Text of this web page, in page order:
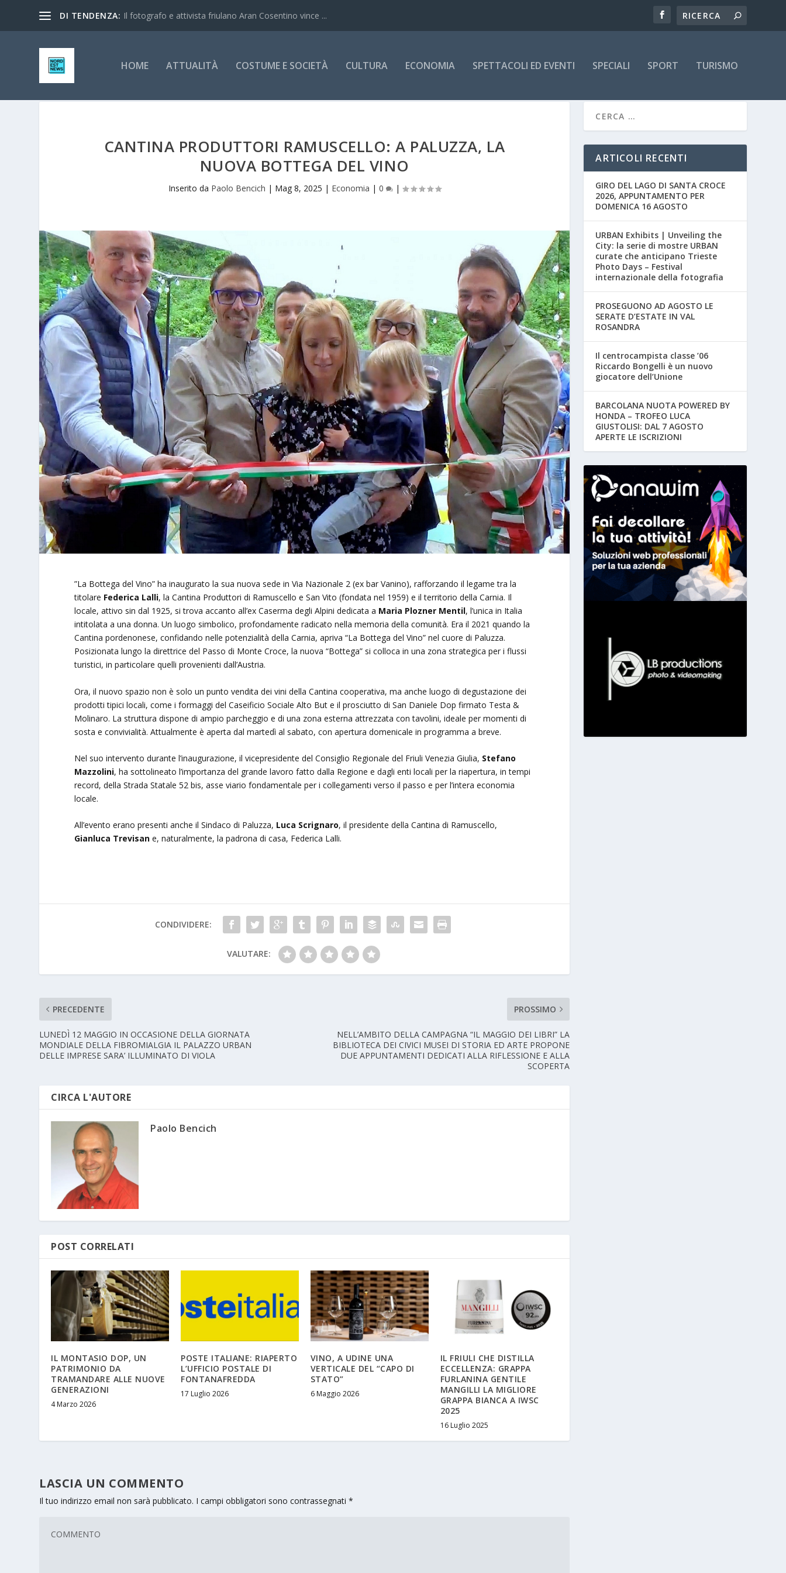
DI TENDENZA: Il fotografo e attivista friulano Aran Cosentino vince ...
HOME ATTUALITÀ COSTUME E SOCIETÀ CULTURA ECONOMIA SPETTACOLI ED EVENTI SPECIALI SPORT TURISMO
CANTINA PRODUTTORI RAMUSCELLO: A PALUZZA, LA
NUOVA BOTTEGA DEL VINO
Inserito da Paolo Bencich | Mag 8, 2025 | Economia | 0 |
”La Bottega del Vino” ha inaugurato la sua nuova sede in Via Nazionale 2 (ex bar Vanino), rafforzando il legame tra la
titolare Federica Lalli, la Cantina Produttori di Ramuscello e San Vito (fondata nel 1959) e il territorio della Carnia. Il
locale, attivo sin dal 1925, si trova accanto all’ex Caserma degli Alpini dedicata a Maria Plozner Mentil, l’unica in Italia
intitolata a una donna. Un luogo simbolico, profondamente radicato nella memoria della comunità. Era il 2021 quando la
Cantina pordenonese, confidando nelle potenzialità della Carnia, apriva “La Bottega del Vino” nel cuore di Paluzza.
Posizionata lungo la direttrice del Passo di Monte Croce, la nuova “Bottega” si colloca in una zona strategica per i flussi
turistici, in particolare quelli provenienti dall’Austria.
Ora, il nuovo spazio non è solo un punto vendita dei vini della Cantina cooperativa, ma anche luogo di degustazione dei
prodotti tipici locali, come i formaggi del Caseificio Sociale Alto But e il prosciutto di San Daniele Dop firmato Testa &
Molinaro. La struttura dispone di ampio parcheggio e di una zona esterna attrezzata con tavolini, ideale per momenti di
sosta e convivialità. Attualmente è aperta dal martedì al sabato, con apertura domenicale in programma a breve.
Nel suo intervento durante l’inaugurazione, il vicepresidente del Consiglio Regionale del Friuli Venezia Giulia, Stefano
Mazzolini, ha sottolineato l’importanza del grande lavoro fatto dalla Regione e dagli enti locali per la riapertura, in tempi
record, della Strada Statale 52 bis, asse viario fondamentale per i collegamenti verso il passo e per l’intera economia
locale.
All’evento erano presenti anche il Sindaco di Paluzza, Luca Scrignaro, il presidente della Cantina di Ramuscello,
Gianluca Trevisan e, naturalmente, la padrona di casa, Federica Lalli.
CONDIVIDERE:
VALUTARE:
PRECEDENTE
LUNEDÌ 12 MAGGIO IN OCCASIONE DELLA GIORNATA
MONDIALE DELLA FIBROMIALGIA IL PALAZZO URBAN
DELLE IMPRESE SARA’ ILLUMINATO DI VIOLA
PROSSIMO
NELL’AMBITO DELLA CAMPAGNA “IL MAGGIO DEI LIBRI” LA
BIBLIOTECA DEI CIVICI MUSEI DI STORIA ED ARTE PROPONE
DUE APPUNTAMENTI DEDICATI ALLA RIFLESSIONE E ALLA
SCOPERTA
CIRCA L'AUTORE
Paolo Bencich
POST CORRELATI
IL MONTASIO DOP, UN
PATRIMONIO DA
TRAMANDARE ALLE NUOVE
GENERAZIONI
4 Marzo 2026
POSTE ITALIANE: RIAPERTO
L’UFFICIO POSTALE DI
FONTANAFREDDA
17 Luglio 2026
VINO, A UDINE UNA
VERTICALE DEL “CAPO DI
STATO”
6 Maggio 2026
IL FRIULI CHE DISTILLA
ECCELLENZA: GRAPPA
FURLANINA GENTILE
MANGILLI LA MIGLIORE
GRAPPA BIANCA A IWSC
2025
16 Luglio 2025
LASCIA UN COMMENTO
Il tuo indirizzo email non sarà pubblicato. I campi obbligatori sono contrassegnati*
ARTICOLI RECENTI
GIRO DEL LAGO DI SANTA CROCE
2026, APPUNTAMENTO PER
DOMENICA 16 AGOSTO
URBAN Exhibits | Unveiling the
City: la serie di mostre URBAN
curate che anticipano Trieste
Photo Days – Festival
internazionale della fotografia
PROSEGUONO AD AGOSTO LE
SERATE D’ESTATE IN VAL
ROSANDRA
Il centrocampista classe ’06
Riccardo Bongelli è un nuovo
giocatore dell’Unione
BARCOLANA NUOTA POWERED BY
HONDA – TROFEO LUCA
GIUSTOLISI: DAL 7 AGOSTO
APERTE LE ISCRIZIONI